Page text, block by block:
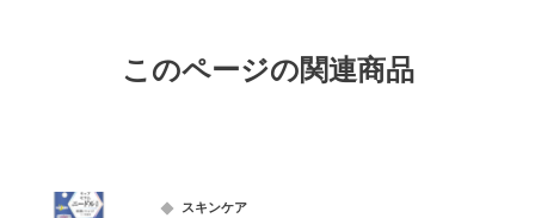
このページの関連商品
スキンケア